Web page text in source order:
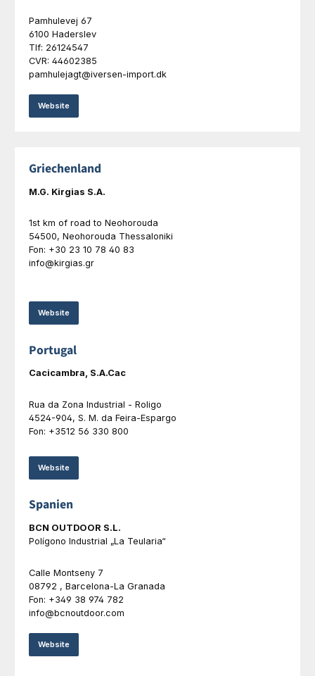
Pamhulevej 67
6100 Haderslev
Tlf: 26124547
CVR: 44602385
pamhulejagt@iversen-import.dk
Website
Griechenland
M.G. Kirgias S.A.
1st km of road to Neohorouda
54500, Neohorouda Thessaloniki
Fon: +30 23 10 78 40 83
info@kirgias.gr
Website
Portugal
Cacicambra, S.A.Cac
Rua da Zona Industrial - Roligo
4524-904, S. M. da Feira-Espargo
Fon: +3512 56 330 800
Website
Spanien
BCN OUTDOOR S.L.
Polígono Industrial „La Teularia“
Calle Montseny 7
08792 , Barcelona-La Granada
Fon: +349 38 974 782
info@bcnoutdoor.com
Website